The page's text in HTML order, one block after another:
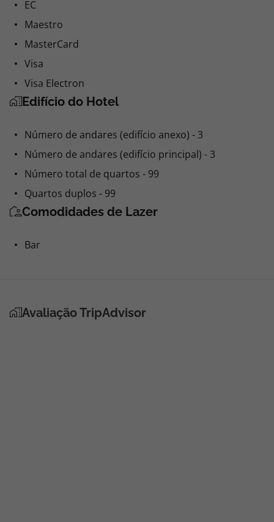
EC
Maestro
MasterCard
Visa
Visa Electron
Edifício do Hotel
Número de andares (edifício anexo) - 3
Número de andares (edifício principal) - 3
Número total de quartos - 99
Quartos duplos - 99
Comodidades de Lazer
Bar
Avaliação TripAdvisor